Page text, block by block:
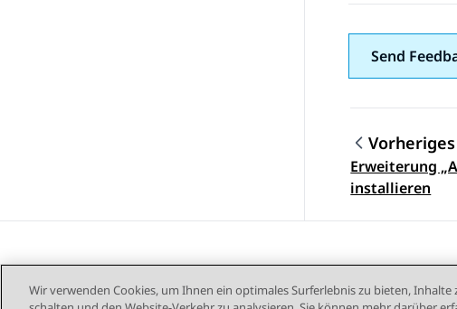
Send
Erweiterung
installieren
Wir verwenden Cookies, um Ihnen ein optimales Surferlebnis zu bieten,